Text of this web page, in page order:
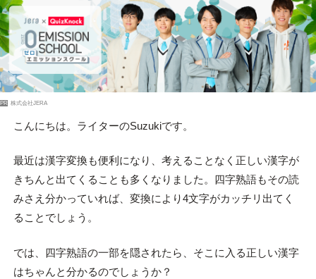
PR 株式会社JERA
こんにちは。ライターのSuzukiです。
最近は漢字変換も便利になり、考えることなく正しい漢字が
きちんと出てくることも多くなりました。四字熟語もその読
みさえ分かっていれば、変換により4文字がカッチリ出てく
ることでしょう。
では、四字熟語の一部を隠されたら、そこに入る正しい漢字
はちゃんと分かるのでしょうか？